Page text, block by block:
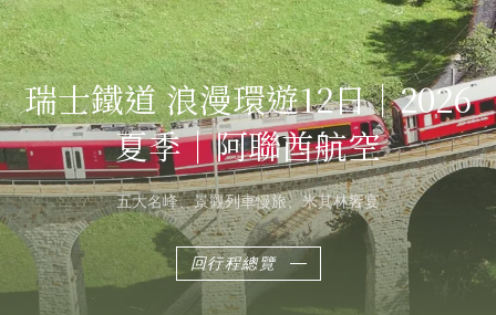
瑞士鐵道 浪漫環遊12日｜2026
夏季｜阿聯酋航空
五大名峰、景觀列車慢旅、米其林饗宴
回行程總覽